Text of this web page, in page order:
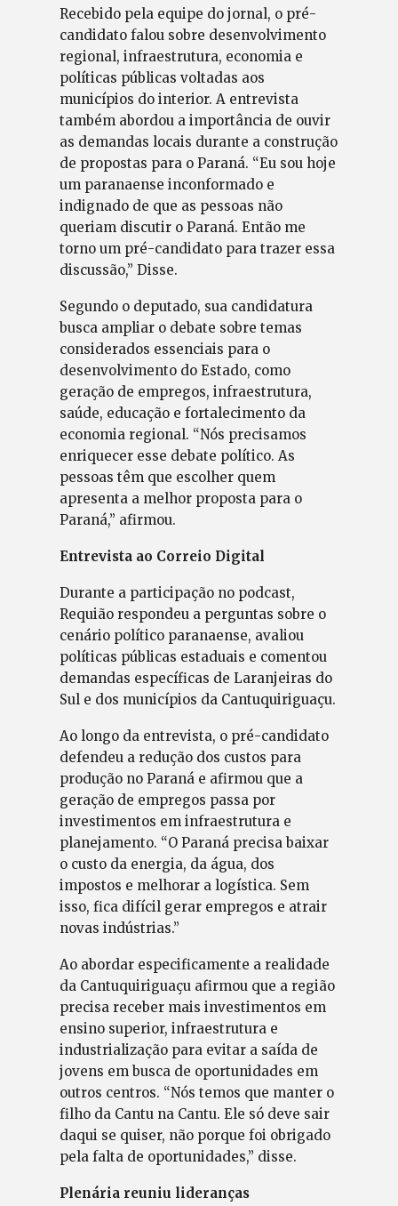
Recebido pela equipe do jornal, o pré-
candidato falou sobre desenvolvimento
regional, infraestrutura, economia e
políticas públicas voltadas aos
municípios do interior. A entrevista
também abordou a importância de ouvir
as demandas locais durante a construção
de propostas para o Paraná. “Eu sou hoje
um paranaense inconformado e
indignado de que as pessoas não
queriam discutir o Paraná. Então me
torno um pré-candidato para trazer essa
discussão,” Disse.
Segundo o deputado, sua candidatura
busca ampliar o debate sobre temas
considerados essenciais para o
desenvolvimento do Estado, como
geração de empregos, infraestrutura,
saúde, educação e fortalecimento da
economia regional. “Nós precisamos
enriquecer esse debate político. As
pessoas têm que escolher quem
apresenta a melhor proposta para o
Paraná,” afirmou.
Entrevista ao Correio Digital
Durante a participação no podcast,
Requião respondeu a perguntas sobre o
cenário político paranaense, avaliou
políticas públicas estaduais e comentou
demandas específicas de Laranjeiras do
Sul e dos municípios da Cantuquiriguaçu.
Ao longo da entrevista, o pré-candidato
defendeu a redução dos custos para
produção no Paraná e afirmou que a
geração de empregos passa por
investimentos em infraestrutura e
planejamento. “O Paraná precisa baixar
o custo da energia, da água, dos
impostos e melhorar a logística. Sem
isso, fica difícil gerar empregos e atrair
novas indústrias.”
Ao abordar especificamente a realidade
da Cantuquiriguaçu afirmou que a região
precisa receber mais investimentos em
ensino superior, infraestrutura e
industrialização para evitar a saída de
jovens em busca de oportunidades em
outros centros. “Nós temos que manter o
filho da Cantu na Cantu. Ele só deve sair
daqui se quiser, não porque foi obrigado
pela falta de oportunidades,” disse.
Plenária reuniu lideranças